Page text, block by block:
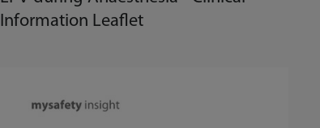
Information Leaflet